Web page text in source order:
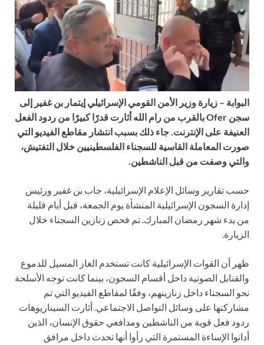
البوابة – زيارة وزير الأمن القومي الإسرائيلي إيتمار بن غفير إلى
سجن Ofer بالقرب من رام الله أثارت قدرًا كبيرًا من ردود الفعل
العنيفة على الإنترنت. جاء ذلك بسبب انتشار مقاطع الفيديو التي
صورت المعاملة القاسية للسجناء الفلسطينيين خلال التفتيش،
والتي وصفت من قبل الناشطين.
حسب تقارير وسائل الإعلام الإسرائيلية، جاب بن غفير ورئيس
إدارة السجون الإسرائيلية المنشأة يوم الجمعة، قبل أيام قليلة
من بدء شهر رمضان المبارك. تم فحص زنازين السجناء خلال
الزيارة.
ظهر أن القوات الإسرائيلية كانت تستخدم الغاز المسيل للدموع
والقنابل الصوتية داخل أقسام السجون، بينما كانت توجه الأسلحة
نحو السجناء داخل زنازينهم، وفقًا لمقاطع الفيديو التي تم
مشاركتها على وسائل التواصل الاجتماعي. أثارت السيناريوهات
ردود فعل قوية من الناشطين ومدافعي حقوق الإنسان، الذين
أدانوا الإساءة المستمرة التي رأوا أنها تحدث داخل مرافق